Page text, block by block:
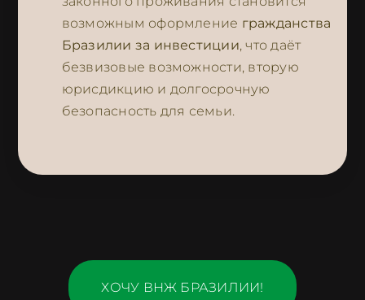
возможным оформление гражданства
Бразилии за инвестиции, что даёт
безвизовые возможности, вторую
юрисдикцию и долгосрочную
безопасность для семьи.
ХОЧУ ВНЖ БРАЗИЛИИ!